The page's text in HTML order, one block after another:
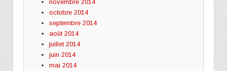
novembre 2014
octobre 2014
septembre 2014
août 2014
juillet 2014
juin 2014
mai 2014